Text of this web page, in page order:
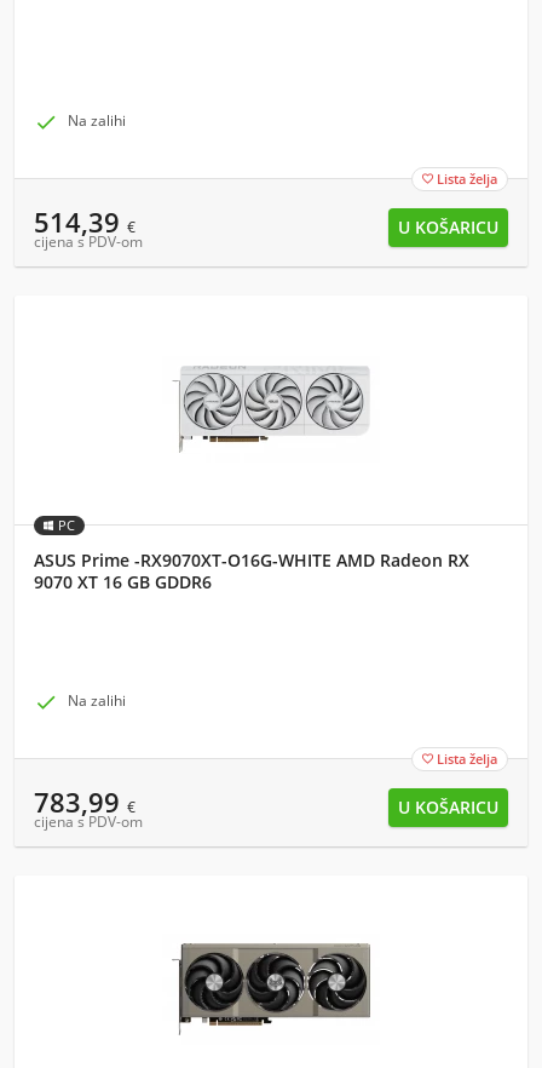
 Na zalihi
 Lista želja
514,39 €
cijena s PDV-om
PC
ASUS Prime -RX9070XT-O16G-WHITE AMD Radeon RX
9070 XT 16 GB GDDR6
 Na zalihi
 Lista želja
783,99 €
cijena s PDV-om